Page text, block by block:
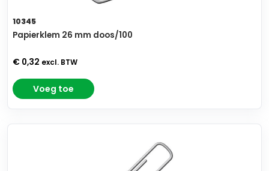
10345
Papierklem 26 mm doos/100
€ 0,32 excl. BTW
Voeg toe